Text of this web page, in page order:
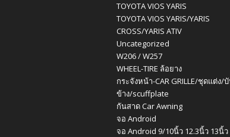
TOYOTA VIOS YARIS
TOYOTA VIOS YARIS/YARIS
CROSS/YARIS ATIV
Uncategorized
W206 / W257
WHEEL-TIRE ล้อยาง
กระจังหน้า-CAR GRILLE/ชุดแต่ง/
ข้าง/scuffplate
กันสาด Car Awning
จอ Android
จอ Android 9/10นิ้ว 12.3นิ้ว 13นิ้ว